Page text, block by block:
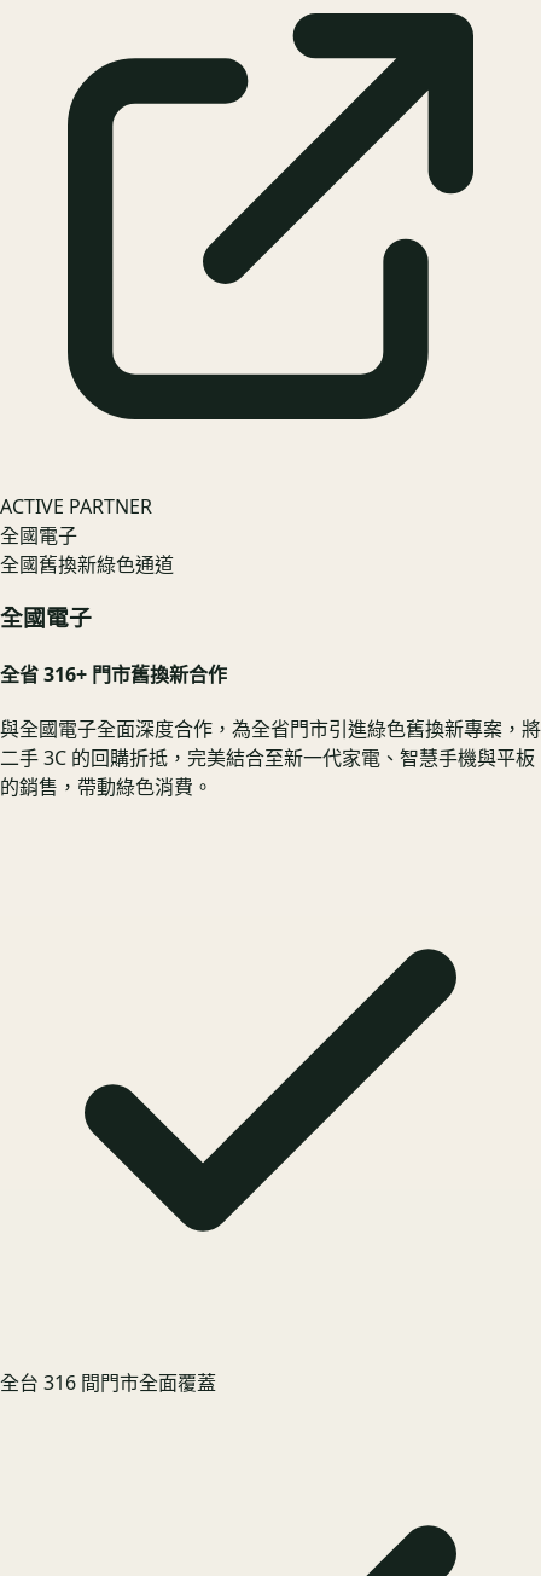
ACTIVE PARTNER
全國電子
全國舊換新綠色通道
全國電子
全省 316+ 門市舊換新合作
與全國電子全面深度合作，為全省門市引進綠色舊換新專案，將
二手 3C 的回購折抵，完美結合至新一代家電、智慧手機與平板
的銷售，帶動綠色消費。
全台 316 間門市全面覆蓋